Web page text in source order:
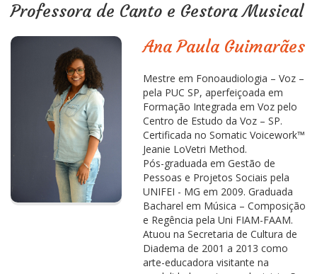
Professora de Canto e Gestora Musical
Ana Paula Guimarães
Mestre em Fonoaudiologia – Voz –
pela PUC SP, aperfeiçoada em
Formação Integrada em Voz pelo
Centro de Estudo da Voz – SP.
Certificada no Somatic Voicework™
Jeanie LoVetri Method.
Pós-graduada em Gestão de
Pessoas e Projetos Sociais pela
UNIFEI - MG em 2009. Graduada
Bacharel em Música – Composição
e Regência pela Uni FIAM-FAAM.
Atuou na Secretaria de Cultura de
Diadema de 2001 a 2013 como
arte-educadora visitante na